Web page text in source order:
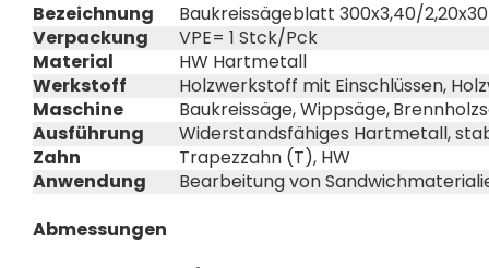
Bezeichnung
Baukreissägeblatt 300x3,40/
Verpackung
VPE= 1 Stck/Pck
Material
HW Hartmetall
Werkstoff
Holzwerkstoff mit Einschlüssen,
Maschine
Baukreissäge, Wippsäge,
Ausführung
Widerstandsfähiges Hartmetall,
Zahn
Trapezzahn (T), HW
Anwendung
Bearbeitung von
Abmessungen